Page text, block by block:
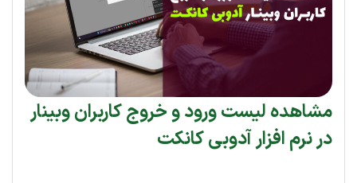
مشاهده لیست ورود و خروج کاربران وبینار
در نرم افزار آدوبی کانکت